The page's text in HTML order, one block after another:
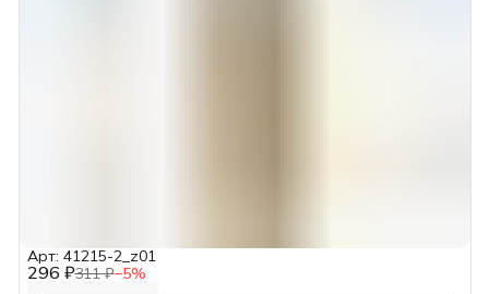
296 ₽311 ₽−5%
Арт: 41215-2_z01